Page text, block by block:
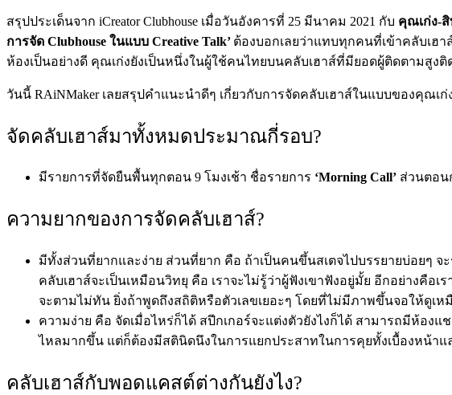
สรุปประเด็นจาก iCreator Clubhouse เมื่อวันอังคารที่ 25 มีนาคม 2021 กับ คุณเก่ง-
การจัด Clubhouse ในแบบ Creative Talk’ ต้องบอกเลยว่าแทบทุกคนที่เข้าคลับเฮ
ห้องเป็นอย่างดี คุณเก่งยังเป็นหนึ่งในผู้ใช้คนไทยบนคลับเฮาส์ที่มียอดผู้ติดตามสูง
วันนี้ RAiNMaker เลยสรุปคำแนะนำดีๆ เกี่ยวกับการจัดคลับเฮาส์ในแบบของคุณ
จัดคลับเฮาส์มาทั้งหมดประมาณกี่รอบ?
มีรายการที่จัดยืนพื้นทุกตอน 9 โมงเช้า ชื่อรายการ ‘Morning Call’ ส่วนตอน
ความยากของการจัดคลับเฮาส์?
มีทั้งส่วนที่ยากและง่าย ส่วนที่ยาก คือ ถ้าเป็นคนขึ้นสเตจไปบรรยายบ่อยๆ
คลับเฮาส์จะเป็นเหมือนวิทยุ คือ เราจะไม่รู้ว่าผู้ฟังเขาฟังอยู่มั้ย อีกอย่างคื
จะตามไม่ทัน ยิ่งถ้าพูดถึงสถิติหรือตัวเลขเยอะๆ โดยที่ไม่มีภาพขึ้นจอให้ดูเ
ความง่าย คือ จัดเมื่อไหร่ก็ได้ สปีกเกอร์จะแต่งตัวยังไงก็ได้ สามารถมีห้อง
ไหลมากขึ้น แต่ก็ต้องมีสตินิดนึงในการแยกประสาทในการคุยทั้งเบื้องหน้าแ
คลับเฮาส์กับพอดแคสต์ต่างกันยังไง?